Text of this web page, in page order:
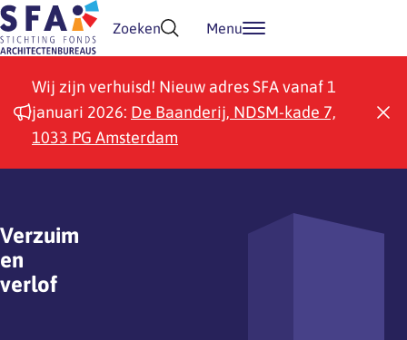
Doorgaan naar inhoud
Zoeken Menu
Wij zijn verhuisd! Nieuw adres SFA vanaf 1
januari 2026: De Baanderij, NDSM-kade 7,
1033 PG Amsterdam
Verzuim
en
verlof